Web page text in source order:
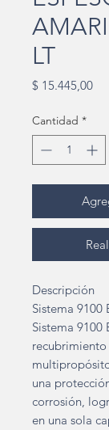
LT
$ 15.445,00
Cantidad *
Descripción
Sistema 9100
Sistema 9100
una
corrosión,
en una sola